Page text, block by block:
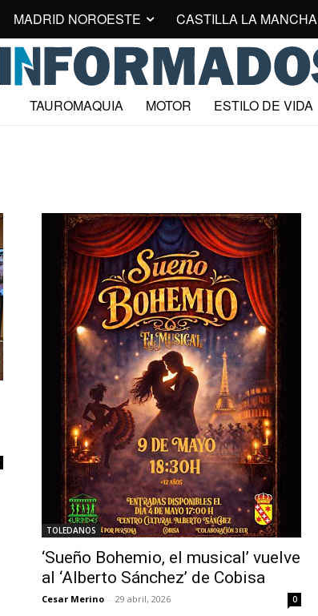
MADRID NOROESTE CASTILLA LA MANCHA
TAUROMAQUIA MOTOR ESTILO DE VIDA
TOLEDANOS
‘Sueño Bohemio, el musical’ vuelve
al ‘Alberto Sánchez’ de Cobisa
Cesar Merino - 29 abril, 2026 0